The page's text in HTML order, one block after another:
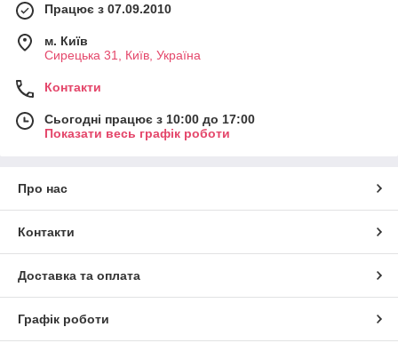
Працює з 07.09.2010
м. Київ
Сирецька 31, Київ, Україна
Контакти
Сьогодні працює з 10:00 до 17:00
Показати весь графік роботи
Про нас
Контакти
Доставка та оплата
Графік роботи